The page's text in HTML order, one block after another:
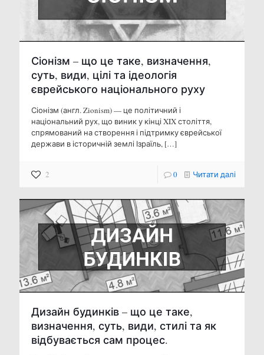
Сіонізм – що це таке, визначення,
суть, види, цілі та ідеологія
єврейського національного руху
Сіонізм (англ. Zionism) — це політичний і
національний рух, що виник у кінці XIX століття,
спрямований на створення і підтримку єврейської
держави в історичній землі Ізраїль, […]
2 0 Читати далі
Дизайн будинків – що це таке,
визначення, суть, види, стилі та як
відбувається сам процес.